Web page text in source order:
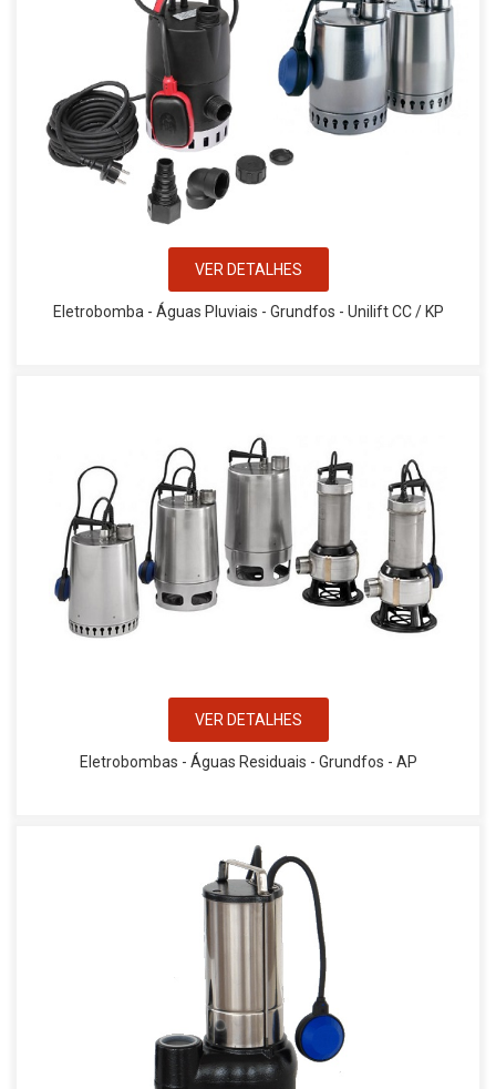
VER DETALHES
Eletrobomba - Águas Pluviais - Grundfos - Unilift CC / KP
VER DETALHES
Eletrobombas - Águas Residuais - Grundfos - AP